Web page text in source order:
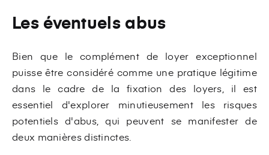
Les éventuels abus
Bien que le complément de loyer exceptionnel
puisse être considéré comme une pratique légitime
dans le cadre de la fixation des loyers, il est
essentiel d'explorer minutieusement les risques
potentiels d'abus, qui peuvent se manifester de
deux manières distinctes.